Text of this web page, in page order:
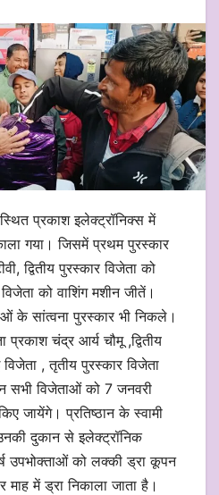
प्रकाश इलेक्ट्रॉनिक्स में
गया। जिसमें प्रथम पुरस्कार
द्वितीय पुरस्कार विजेता को
को वाशिंग मशीन जीतें।
के सांत्वना पुरस्कार भी निकले।
चंद्र आर्य चौमू ,द्वितीय
विजेता , तृतीय पुरस्कार विजेता
सभी विजेताओं को 7 जनवरी
जायेंगे। प्रतिष्ठान के स्वामी
दुकान से इलेक्ट्रॉनिक
उपभोक्ताओं को लक्की ड्रा कूपन
माह में ड्रा निकाला जाता है।